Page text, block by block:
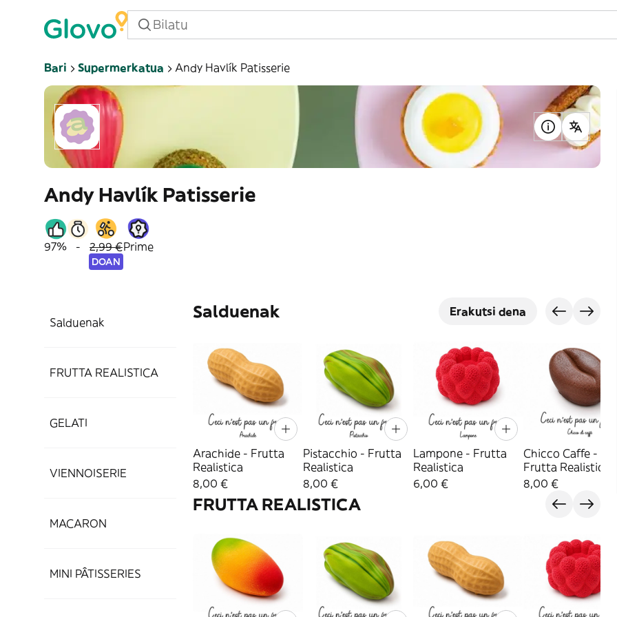
Bari Supermerkatua Andy Havlík Patisserie
Andy Havlík Patisserie
97% - 2,99 €
DOAN
Prime
Salduenak
FRUTTA REALISTICA
GELATI
VIENNOISERIE
MACARON
MINI PÂTISSERIES
Salduenak Erakutsi dena
Arachide - Frutta
Realistica
8,00 €
Pistacchio - Frutta
Realistica
8,00 €
Lampone - Frutta
Realistica
6,00 €
Chicco Caffe -
Frutta Realistica
8,00 €
FRUTTA REALISTICA